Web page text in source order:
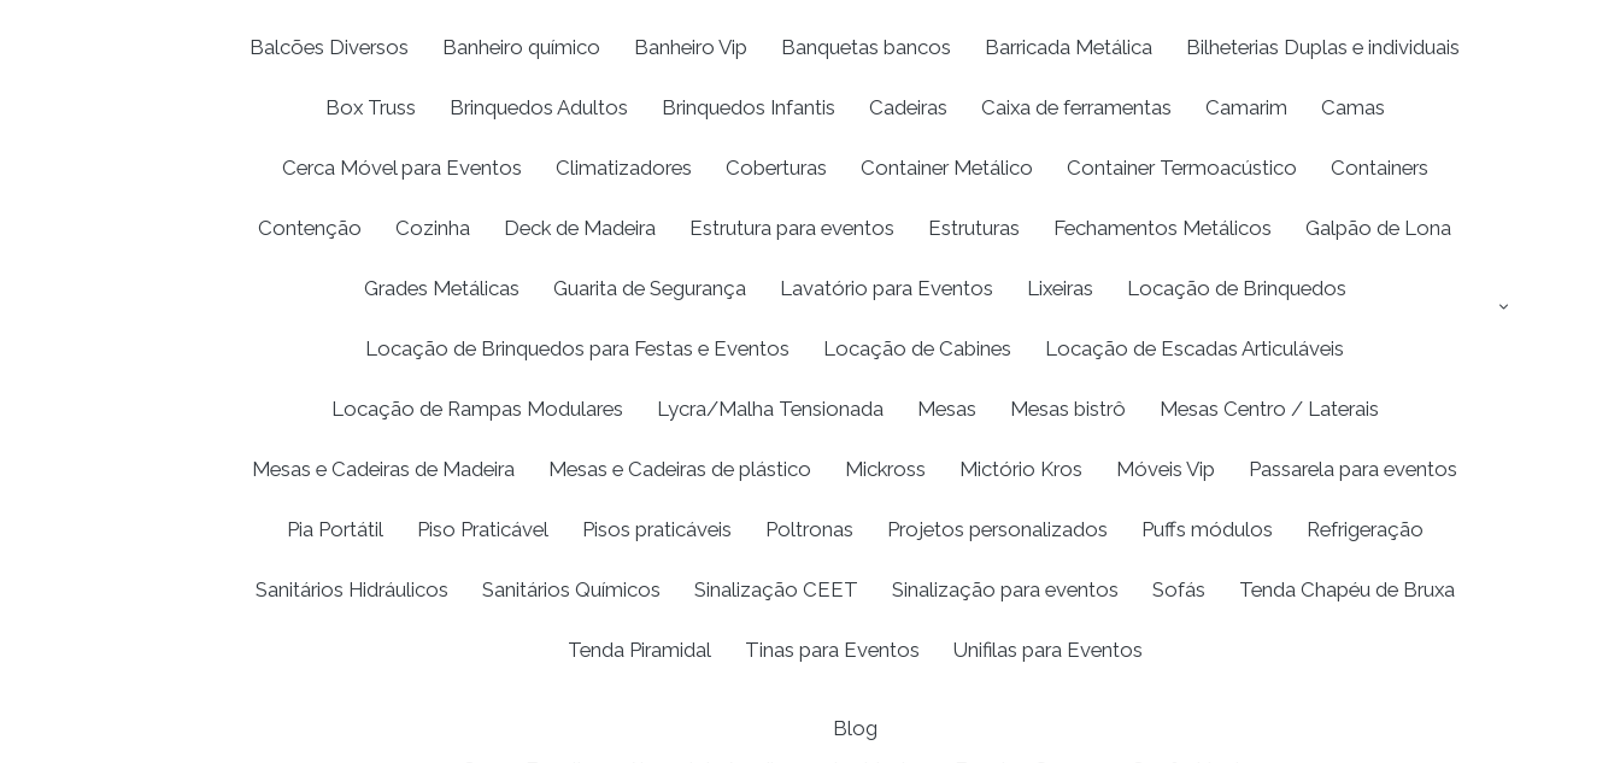
Balcões Diversos Banheiro químico Banheiro Vip Banquetas bancos Barricada Metálica Bilheterias Duplas e individuais
Box Truss Brinquedos Adultos Brinquedos Infantis Cadeiras Caixa de ferramentas Camarim Camas
Cerca Móvel para Eventos Climatizadores Coberturas Container Metálico Container Termoacústico Containers
Contenção Cozinha Deck de Madeira Estrutura para eventos Estruturas Fechamentos Metálicos Galpão de Lona
Grades Metálicas Guarita de Segurança Lavatório para Eventos Lixeiras Locação de Brinquedos
Locação de Brinquedos para Festas e Eventos Locação de Cabines Locação de Escadas Articuláveis
Locação de Rampas Modulares Lycra/Malha Tensionada Mesas Mesas bistrô Mesas Centro / Laterais
Mesas e Cadeiras de Madeira Mesas e Cadeiras de plástico Mickross Mictório Kros Móveis Vip Passarela para eventos
Pia Portátil Piso Praticável Pisos praticáveis Poltronas Projetos personalizados Puffs módulos Refrigeração
Sanitários Hidráulicos Sanitários Químicos Sinalização CEET Sinalização para eventos Sofás Tenda Chapéu de Bruxa
Tenda Piramidal Tinas para Eventos Unifilas para Eventos
Blog